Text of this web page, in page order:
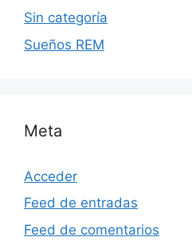
Sin categoría
Sueños REM
Meta
Acceder
Feed de entradas
Feed de comentarios